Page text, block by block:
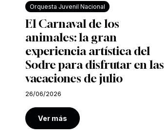
Orquesta Juvenil Nacional
El Carnaval de los
animales: la gran
experiencia artística del
Sodre para disfrutar en las
vacaciones de julio
26/06/2026
Ver más